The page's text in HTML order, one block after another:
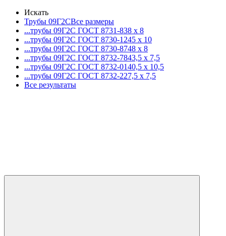
Искать
Трубы 09Г2СВсе размеры
...трубы 09Г2С ГОСТ 8731-838 x 8
...трубы 09Г2С ГОСТ 8730-1245 x 10
...трубы 09Г2С ГОСТ 8730-8748 x 8
...трубы 09Г2С ГОСТ 8732-7843,5 x 7,5
...трубы 09Г2С ГОСТ 8732-0140,5 x 10,5
...трубы 09Г2С ГОСТ 8732-227,5 x 7,5
Все результаты